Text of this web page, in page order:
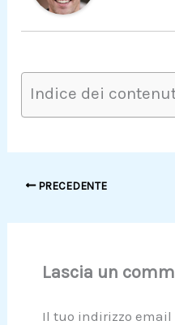
Indice dei
PRECEDENTE
Lascia un
Il tuo indirizzo